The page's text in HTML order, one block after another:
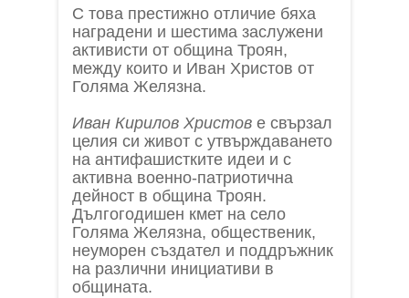
С това престижно отличие бяха
наградени и шестима заслужени
активисти от община Троян,
между които и Иван Христов от
Голяма Желязна.
Иван Кирилов Христов е свързал
целия си живот с утвърждаването
на антифашистките идеи и с
активна военно-патриотична
дейност в община Троян.
Дългогодишен кмет на село
Голяма Желязна, общественик,
неуморен създател и поддръжник
на различни инициативи в
общината.